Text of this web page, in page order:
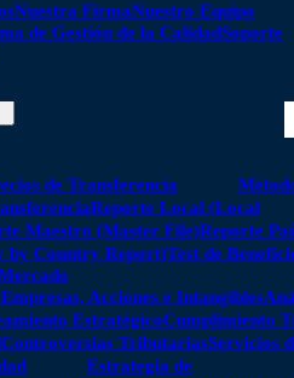
Nuestra FirmaNuestro Equipo
de Gestión de la CalidadSoporte
de Transferencia
Reporte Local (Local
Maestro (Master File)Reporte
by Country Report)Test de
Acciones e Intangibles
EstratégicoCumplimiento
Controversias TributariasServicios
Estrategia de